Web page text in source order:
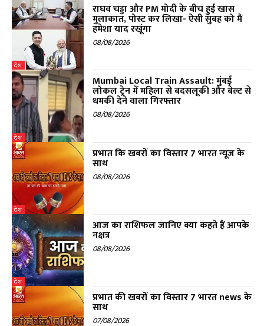
देश
राघव चड्डा और PM मोदी के बीच हुई खास
मुलाकात, पोस्ट कर लिखा- ऐसी सुबह को मैं
हमेशा याद रखूंगा
08/08/2026
देश
Mumbai Local Train Assault: मुंबई
लोकल ट्रेन में महिला से बदसलूकी और बेल्ट से
धमकी देने वाला गिरफ्तार
08/08/2026
देश
प्रभात कि खबरों का विस्तार 7 भारत न्यूज के
साथ
08/08/2026
देश
आज का राशिफल जानिए क्या कहते हैं आपके
नक्षत्र
08/08/2026
प्रभात की खबरों का विस्तार 7 भारत news के
साथ
07/08/2026